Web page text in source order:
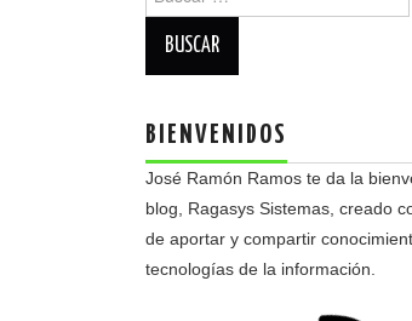
BIENVENIDOS
José Ramón Ramos te da la
blog, Ragasys Sistemas, creado
de aportar y compartir
tecnologías de la información.